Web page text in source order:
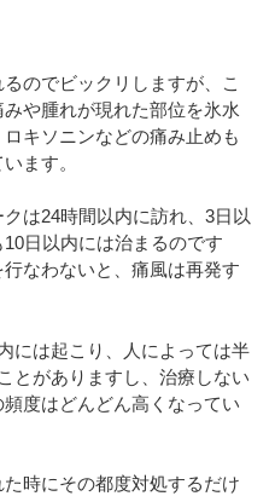
のでビックリしますが、こ
や腫れが現れた部位を氷水
キソニンなどの痛み止めも
ます。
は24時間以内に訪れ、3日以
日以内には治まるのです
なわないと、痛風は再発す
には起こり、人によっては半
とがありますし、治療しない
度はどんどん高くなってい
時にその都度対処するだけ